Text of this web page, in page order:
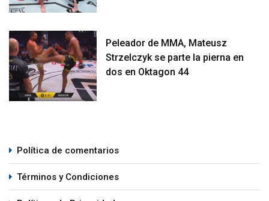
Peleador de MMA, Mateusz
Strzelczyk se parte la pierna en
dos en Oktagon 44
Política de comentarios
Términos y Condiciones